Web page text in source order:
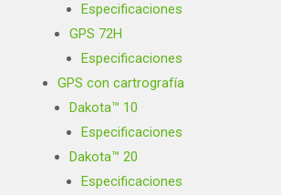
Especificaciones
GPS 72H
Especificaciones
GPS con cartrografía
Dakota™ 10
Especificaciones
Dakota™ 20
Especificaciones